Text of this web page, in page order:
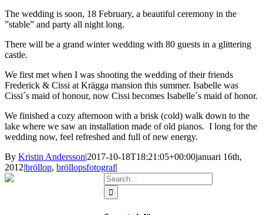
The wedding is soon, 18 February, a beautiful ceremony in the
”stable” and party all night long.
There will be a grand winter wedding with 80 guests in a glittering
castle.
We first met when I was shooting the wedding of their friends
Frederick & Cissi atKrägga mansion this summer. Isabelle was
Cissi´s maid of honour, now Cissi becomes Isabelle´s maid of honor.
We finished a cozy afternoon with a brisk (cold) walk down to the
lake where we saw an installation made ​​of old pianos. I long for the
wedding now, feel refreshed and full of new energy.
By Kristin Andersson|2017-10-18T18:21:05+00:00januari 16th,
2012|bröllop, bröllopsfotograf|
Search
for: